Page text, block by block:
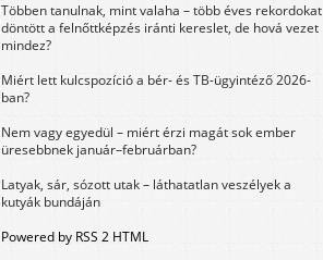
Többen tanulnak, mint valaha – több éves rekordokat
döntött a felnőttképzés iránti kereslet, de hová vezet
mindez?
Miért lett kulcspozíció a bér- és TB-ügyintéző 2026-
ban?
Nem vagy egyedül – miért érzi magát sok ember
üresebbnek január–februárban?
Latyak, sár, sózott utak – láthatatlan veszélyek a
kutyák bundáján
Powered by RSS 2 HTML